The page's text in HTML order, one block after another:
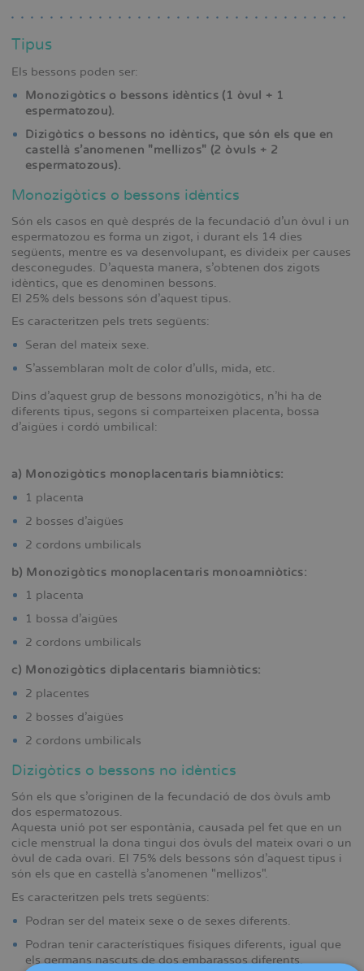
Tipus
Els bessons poden ser:
Monozigòtics o bessons idèntics (1 òvul + 1
espermatozou).
Dizigòtics o bessons no idèntics, que són els que en
castellà s’anomenen "mellizos" (2 òvuls + 2
espermatozous).
Monozigòtics o bessons idèntics
Són els casos en què després de la fecundació d’un òvul i un
espermatozou es forma un zigot, i durant els 14 dies
següents, mentre es va desenvolupant, es divideix per causes
desconegudes. D’aquesta manera, s’obtenen dos zigots
idèntics, que es denominen bessons.
El 25% dels bessons són d’aquest tipus.
Es caracteritzen pels trets següents:
Seran del mateix sexe.
S’assemblaran molt de color d’ulls, mida, etc.
Dins d’aquest grup de bessons monozigòtics, n’hi ha de
diferents tipus, segons si comparteixen placenta, bossa
d’aigües i cordó umbilical:
a) Monozigòtics monoplacentaris biamniòtics:
1 placenta
2 bosses d’aigües
2 cordons umbilicals
b) Monozigòtics monoplacentaris monoamniòtics:
1 placenta
1 bossa d’aigües
2 cordons umbilicals
c) Monozigòtics diplacentaris biamniòtics:
2 placentes
2 bosses d’aigües
2 cordons umbilicals
Dizigòtics o bessons no idèntics
Són els que s’originen de la fecundació de dos òvuls amb
dos espermatozous.
Aquesta unió pot ser espontània, causada pel fet que en un
cicle menstrual la dona tingui dos òvuls del mateix ovari o un
òvul de cada ovari. El 75% dels bessons són d’aquest tipus i
són els que en castellà s’anomenen "mellizos".
Es caracteritzen pels trets següents:
Podran ser del mateix sexe o de sexes diferents.
Podran tenir característiques físiques diferents, igual que
els germans nascuts de dos embarassos diferents.